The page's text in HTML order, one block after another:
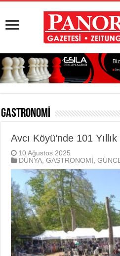
GASTRONOMİ
Avcı Köyü’nde 101
10 Ağustos 2025
DÜNYA,GASTRONOMİ ,